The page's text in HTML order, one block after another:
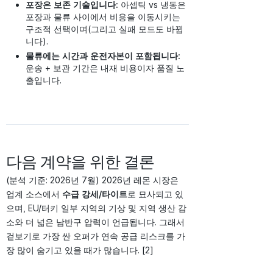
포장은 보존 기술입니다: 아셉틱 vs 냉동은
포장과 물류 사이에서 비용을 이동시키는
구조적 선택이며(그리고 실패 모드도 바뀝
니다).
물류에는 시간과 운전자본이 포함됩니다:
운송 + 보관 기간은 내재 비용이자 품질 노
출입니다.
다음 계약을 위한 결론
(분석 기준: 2026년 7월) 2026년 레몬 시장은
업계 소스에서 수급 강세/타이트로 묘사되고 있
으며, EU/터키 일부 지역의 기상 및 지역 생산 감
소와 더 넓은 남반구 압력이 언급됩니다. 그래서
겉보기로 가장 싼 오퍼가 연속 공급 리스크를 가
장 많이 숨기고 있을 때가 많습니다. [2]